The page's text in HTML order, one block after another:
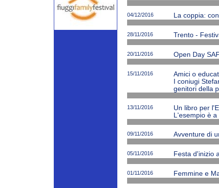
04/12/2016 La coppia:
28/11/2016 Trento -
20/11/2016 Open Day
15/11/2016
Amici o
I coniugi
genitori della
13/11/2016
Un libro per
L'esempio è a
09/11/2016 Avventure di
05/11/2016 Festa d'inizio
01/11/2016 Femmine e